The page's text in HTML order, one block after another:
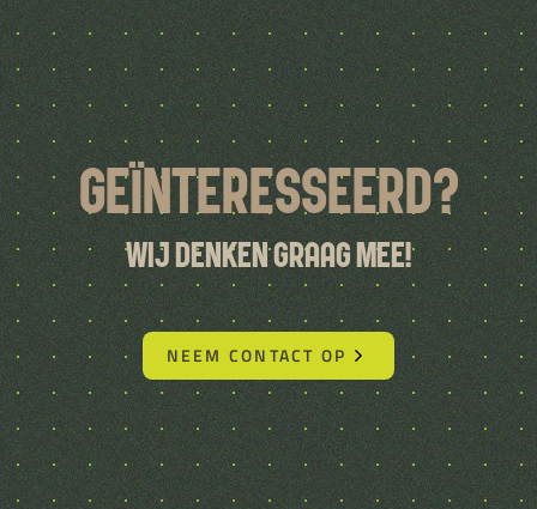
Geïnteresseerd?
Wij denken graag mee!
NEEM CONTACT OP